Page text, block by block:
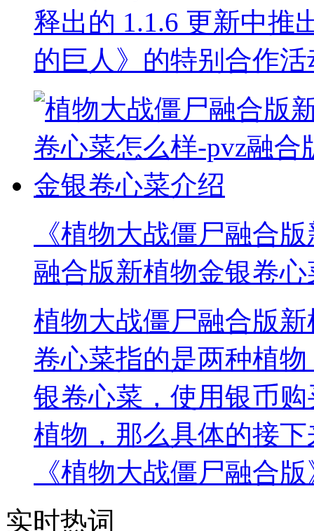
释出的 1.1.6 更新中推
的巨人》的特别合作活
《植物大战僵尸融合
融合版新植物金银卷
植物大战僵尸融合版
卷心菜指的是两种植
银卷心菜，使用银币
植物，那么具体的接
《植物大战僵尸融合
实时热词